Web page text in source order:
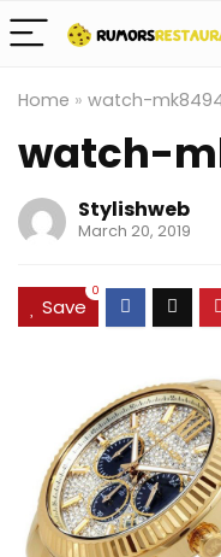
Home » watch-
watch-
Stylishweb
March 20, 2019
Save
0